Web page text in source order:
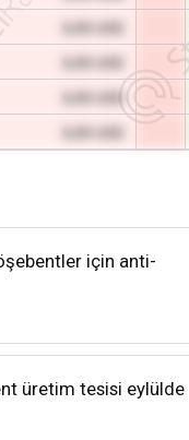
için anti-
üretim tesisi eylülde